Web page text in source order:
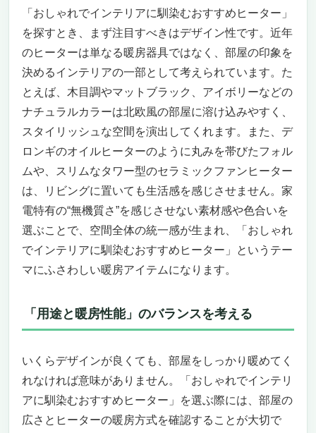
安全性と操作性にもこだわった設計
おしゃれでインテリアに馴染むヒーターとし
ての魅力
こういう人にはおすすめ／こういう人にはお
すすめできない
デロンギ「ベルカルド RHJ75V0915-GY」——
おしゃれでインテリアに馴染む上質なオイルヒ
ーター
上質なデザインで空間をワンランクアップ
ゼロ風暖房で、空気を汚さず乾燥しにくい快
適さ
火を使わないから安心、安全性にも徹底配慮
エコモード搭載で、かしこく節電
直感的に操作できるクリックノブ
イタリアらしい細部へのこだわり
主役
ミニマルな美しさと快適さを両立「mill ミル オ
イルヒーター 1200W 最大8畳」
スタイリッシュでインテリアに溶け込むデザ
イン
3段階出力と1℃単位の温度調整で理想の暖か
さを実現
「おしゃれでインテリアに馴染むおすすめヒーター」
を探すとき、まず注目すべきはデザイン性です。近年
のヒーターは単なる暖房器具ではなく、部屋の印象を
決めるインテリアの一部として考えられています。た
とえば、木目調やマットブラック、アイボリーなどの
ナチュラルカラーは北欧風の部屋に溶け込みやすく、
スタイリッシュな空間を演出してくれます。また、デ
ロンギのオイルヒーターのように丸みを帯びたフォル
ムや、スリムなタワー型のセラミックファンヒーター
は、リビングに置いても生活感を感じさせません。家
電特有の“無機質さ”を感じさせない素材感や色合いを
選ぶことで、空間全体の統一感が生まれ、「おしゃれ
でインテリアに馴染むおすすめヒーター」というテー
マにふさわしい暖房アイテムになります。
「用途と暖房性能」のバランスを考える
いくらデザインが良くても、部屋をしっかり暖めてく
れなければ意味がありません。「おしゃれでインテリ
アに馴染むおすすめヒーター」を選ぶ際には、部屋の
広さとヒーターの暖房方式を確認することが大切で